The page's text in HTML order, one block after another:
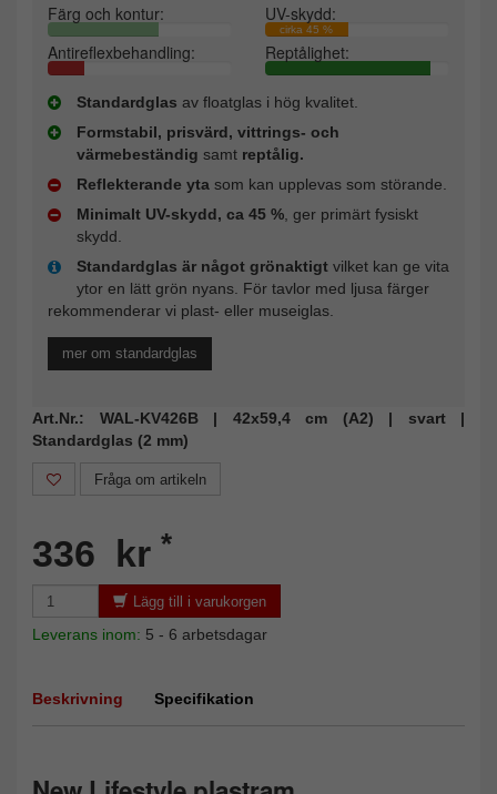
Färg och kontur: UV-skydd:
cirka 45 %
Antireflexbehandling: Reptålighet:
Standardglas av floatglas i hög kvalitet.
Formstabil, prisvärd, vittrings- och
värmebeständig samt reptålig.
Reflekterande yta som kan upplevas som störande.
Minimalt UV-skydd, ca 45 %, ger primärt fysiskt
skydd.
Standardglas är något grönaktigt vilket kan ge vita
ytor en lätt grön nyans. För tavlor med ljusa färger
rekommenderar vi plast- eller museiglas.
mer om standardglas
Art.Nr.: WAL-KV426B | 42x59,4 cm (A2) | svart |
Standardglas (2 mm)
Fråga om artikeln
336 kr *
Lägg till i varukorgen
Leverans inom: 5 - 6 arbetsdagar
Beskrivning Specifikation